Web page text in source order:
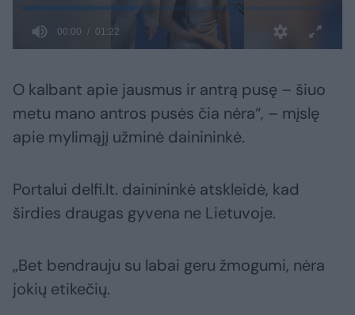
O kalbant apie jausmus ir antrą pusę – šiuo
metu mano antros pusės čia nėra“, – mįslę
apie mylimąjį užminė dainininkė.
Portalui delfi.lt. dainininkė atskleidė, kad
širdies draugas gyvena ne Lietuvoje.
„Bet bendrauju su labai geru žmogumi, nėra
jokių etikečių.